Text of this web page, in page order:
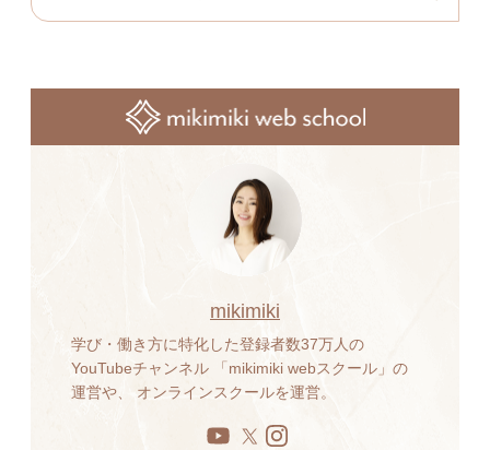
mikimiki
学び・働き方に特化した登録者数37万人の
YouTubeチャンネル 「mikimiki webスクール」の
運営や、 オンラインスクールを運営。